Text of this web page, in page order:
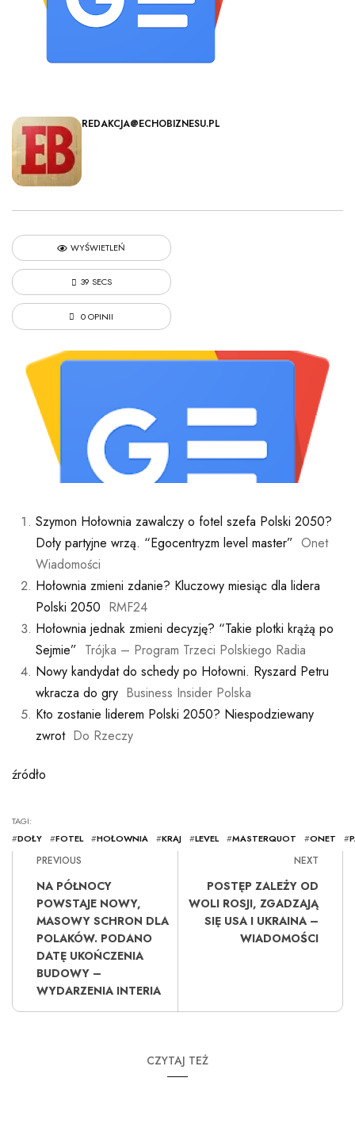
REDAKCJA@ECHOBIZNESU.PL
WYŚWIETLEŃ
39 SECS
0 OPINII
Szymon Hołownia zawalczy o fotel szefa Polski 2050?
Doły partyjne wrzą. “Egocentryzm level master” Onet
Wiadomości
Hołownia zmieni zdanie? Kluczowy miesiąc dla lidera
Polski 2050 RMF24
Hołownia jednak zmieni decyzję? “Takie plotki krążą po
Sejmie” Trójka – Program Trzeci Polskiego Radia
Nowy kandydat do schedy po Hołowni. Ryszard Petru
wkracza do gry Business Insider Polska
Kto zostanie liderem Polski 2050? Niespodziewany
zwrot Do Rzeczy
źródło
TAGI:
#DOŁY #FOTEL #HOŁOWNIA #KRAJ #LEVEL #MASTERQUOT #ONET #
PREVIOUS
NA PÓŁNOCY
POWSTAJE NOWY,
MASOWY SCHRON DLA
POLAKÓW. PODANO
DATĘ UKOŃCZENIA
BUDOWY –
WYDARZENIA INTERIA
NEXT
POSTĘP ZALEŻY OD
WOLI ROSJI, ZGADZAJĄ
SIĘ USA I UKRAINA –
WIADOMOŚCI
CZYTAJ TEŻ